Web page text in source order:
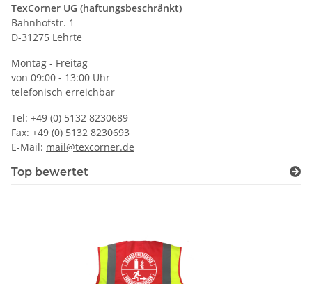
TexCorner UG (haftungsbeschränkt)
Bahnhofstr. 1
D-31275 Lehrte
Montag - Freitag
von 09:00 - 13:00 Uhr
telefonisch erreichbar
Tel: +49 (0) 5132 8230689
Fax: +49 (0) 5132 8230693
E-Mail: mail@texcorner.de
Top bewertet